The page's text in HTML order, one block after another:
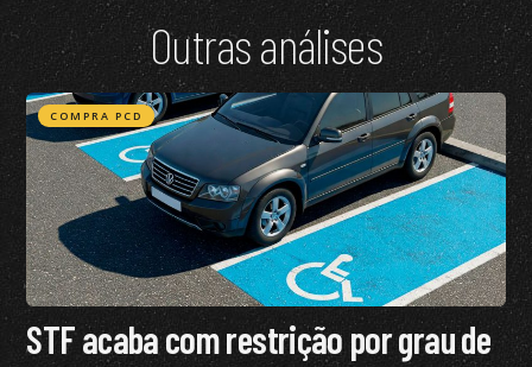
Outras análises
COMPRA PCD
STF acaba com restrição por grau de